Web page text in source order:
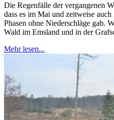
Die Regenfälle der vergangenen
dass es im Mai und zeitweise
Phasen ohne Niederschläge gab.
Wald im Emsland und in der
Mehr lesen...